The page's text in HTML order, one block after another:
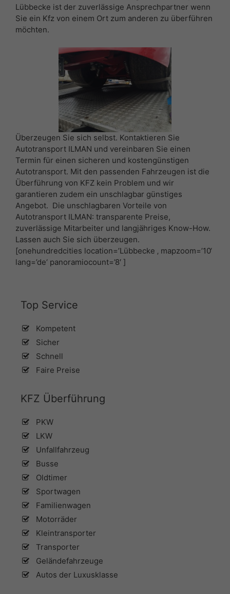
Lübbecke ist der zuverlässige Ansprechpartner wenn
Sie ein Kfz von einem Ort zum anderen zu überführen
möchten.
Überzeugen Sie sich selbst. Kontaktieren Sie
Autotransport ILMAN und vereinbaren Sie einen
Termin für einen sicheren und kostengünstigen
Autotransport. Mit den passenden Fahrzeugen ist die
Überführung von KFZ kein Problem und wir
garantieren zudem ein unschlagbar günstiges
Angebot. Die unschlagbaren Vorteile von
Autotransport ILMAN: transparente Preise,
zuverlässige Mitarbeiter und langjähriges Know-How.
Lassen auch Sie sich überzeugen.
[onehundredcities location=’Lübbecke ‚ mapzoom=’10‘
lang=’de‘ panoramiocount=’8′ ]
Top Service
Kompetent
Sicher
Schnell
Faire Preise
KFZ Überführung
PKW
LKW
Unfallfahrzeug
Busse
Oldtimer
Sportwagen
Familienwagen
Motorräder
Kleintransporter
Transporter
Geländefahrzeuge
Autos der Luxusklasse